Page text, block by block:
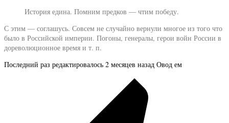
История едина. Помним предков — чтим победу.
С этим — соглашусь. Совсем не случайно вернули многое из того что
было в Российской империи. Погоны, генералы, герои войн России в
дореволюционное время и т. п.
Последний раз редактировалось 2 месяцев назад Овод ем